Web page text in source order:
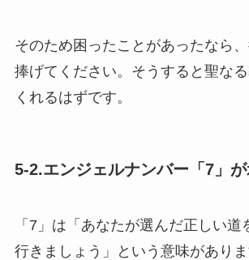
そのため困ったことがあったなら
捧げてください。そうすると聖な
くれるはずです。
5-2.エンジェルナンバー「7」
「7」は「あなたが選んだ正しい
行きましょう」という意味があり